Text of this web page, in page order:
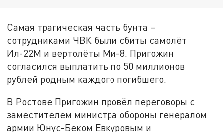
Самая трагическая часть бунта –
сотрудниками ЧВК были сбиты самолёт
Ил-22М и вертолёты Ми-8. Пригожин
согласился выплатить по 50 миллионов
рублей родным каждого погибшего.
В Ростове Пригожин провёл переговоры с
заместителем министра обороны генералом
армии Юнус-Беком Евкуровым и